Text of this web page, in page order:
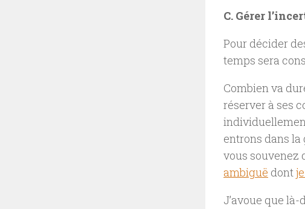
C. Gérer
Pour décider
temps sera
Combien va
réserver à ses
entrons dans la
vous souvenez
ambiguë dont
J’avoue que